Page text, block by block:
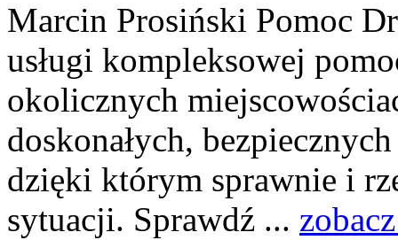
Marcin Prosiński Pomoc
usługi kompleksowej
okolicznych
doskonałych,
dzięki którym sprawnie i
sytuacji. Sprawdź ...